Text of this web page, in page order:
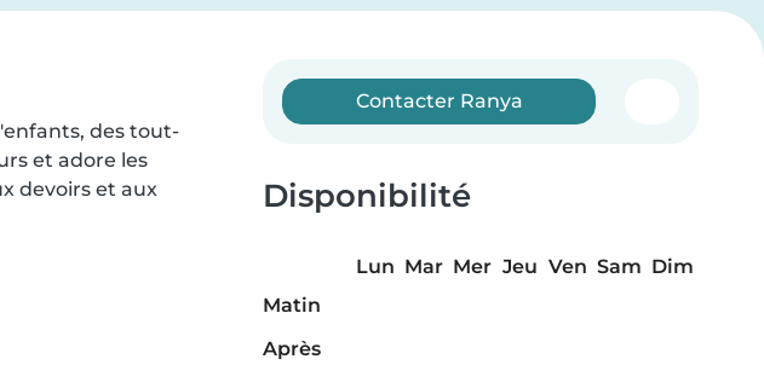
des tout-
et adore les
devoirs et aux
Contacter Ranya
Disponibilité
Lun Mar Mer Jeu Ven Sam Dim
Matin
Après